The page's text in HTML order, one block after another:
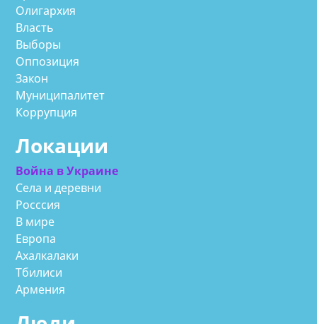
Олигархия
Власть
Выборы
Оппозиция
Закон
Муниципалитет
Коррупция
Локации
Война в Украине
Села и деревни
Росссия
В мире
Европа
Ахалкалаки
Тбилиси
Армения